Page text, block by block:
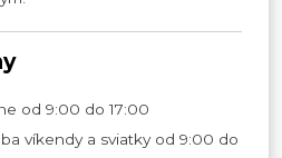
od 9:00 do 17:00
víkendy a sviatky od 9:00 do